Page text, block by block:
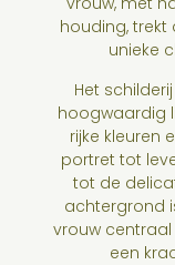
houding,
unieke
Het
hoogwaardig
rijke kleuren
portret tot
tot de
achtergrond
vrouw
een